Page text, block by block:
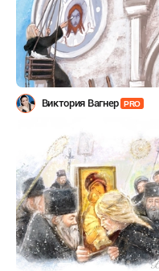
Виктория Вагнер PRO